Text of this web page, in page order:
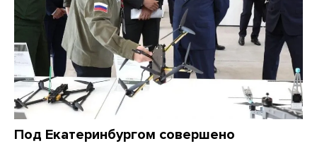
Под Екатеринбургом совершено